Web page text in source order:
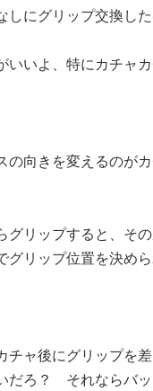
にグリップ交換した
いいよ、特にカチャカ
の向きを変えるのが
グリップすると、そ
リップ位置を決め
チャ後にグリップを
だろ？ それならバ